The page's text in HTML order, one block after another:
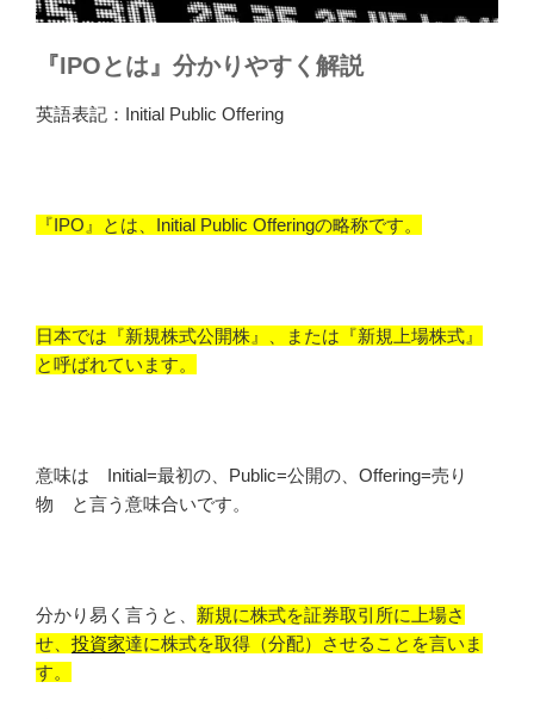
『IPOとは』分かりやすく解説
英語表記：Initial Public Offering
『IPO』とは、Initial Public Offeringの略称です。
日本では『新規株式公開株』、または『新規上場株式』
と呼ばれています。
意味は Initial=最初の、Public=公開の、Offering=売り
物 と言う意味合いです。
分かり易く言うと、 新規に株式を証券取引所に上場さ
せ、 投資家達に株式を取得（分配）させることを言いま
す。